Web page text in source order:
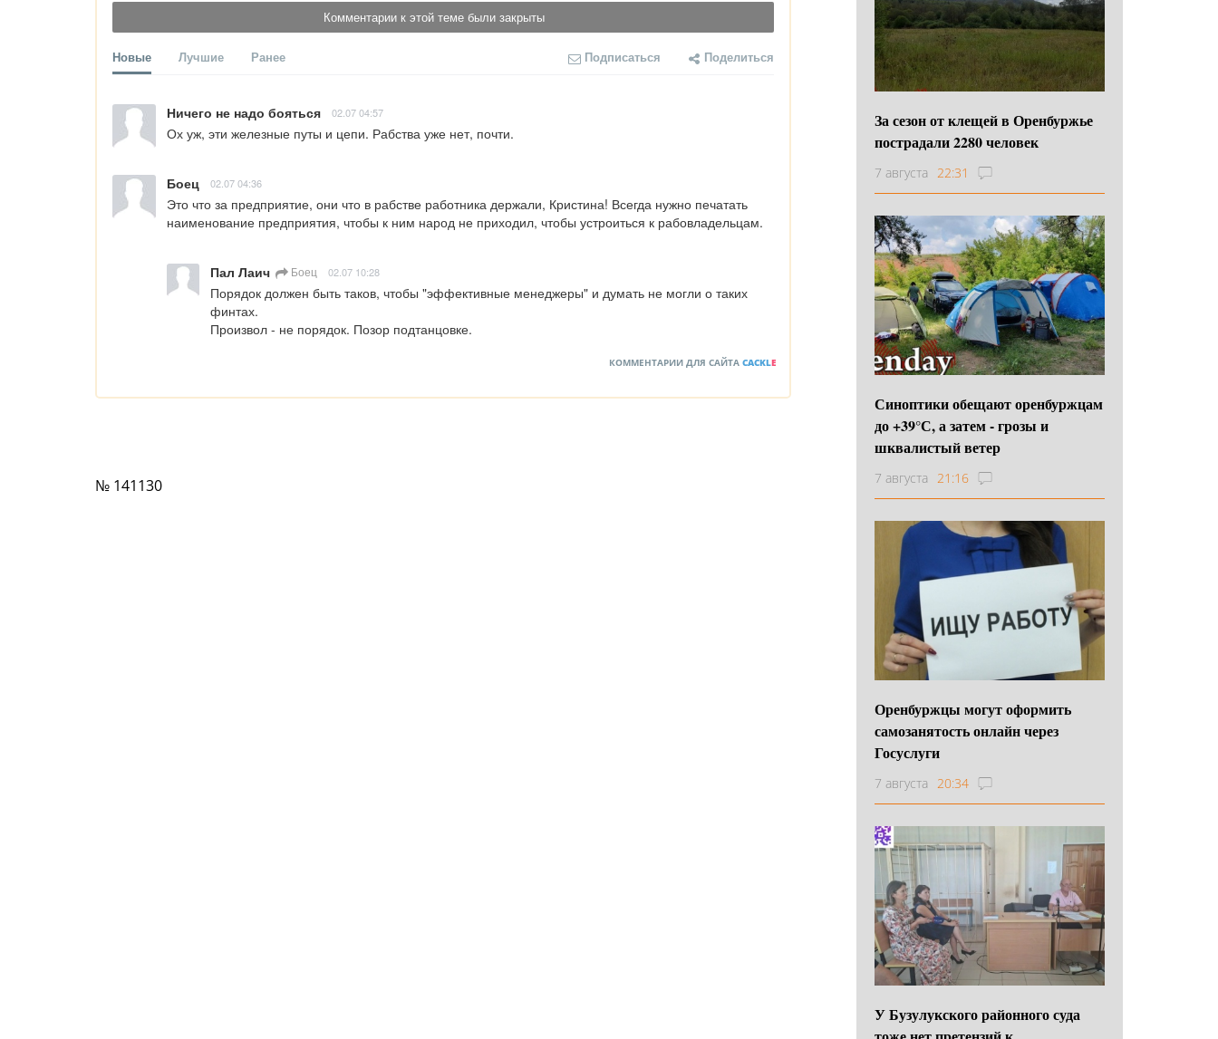
Комментарии к этой теме были закрыты
Новые Лучшие Ранее Подписаться Поделиться
Ничего не надо бояться 02.07 04:57
Ох уж, эти железные путы и цепи. Рабства уже нет, почти.
Боец 02.07 04:36
Это что за предприятие, они что в рабстве работника держали, Кристина! Всегда нужно печатать
наименование предприятия, чтобы к ним народ не приходил, чтобы устроиться к рабовладельцам.
Пал Лаич Боец 02.07 10:28
Порядок должен быть таков, чтобы "эффективные менеджеры" и думать не могли о таких
финтах.
Произвол - не порядок. Позор подтанцовке.
КОММЕНТАРИИ ДЛЯ САЙТА CACKLE
№ 141130
За сезон от клещей в Оренбуржье
пострадали 2280 человек
7 августа 22:31
Синоптики обещают оренбуржцам
до +39°С, а затем - грозы и
шквалистый ветер
7 августа 21:16
Оренбуржцы могут оформить
самозанятость онлайн через
Госуслуги
7 августа 20:34
У Бузулукского районного суда